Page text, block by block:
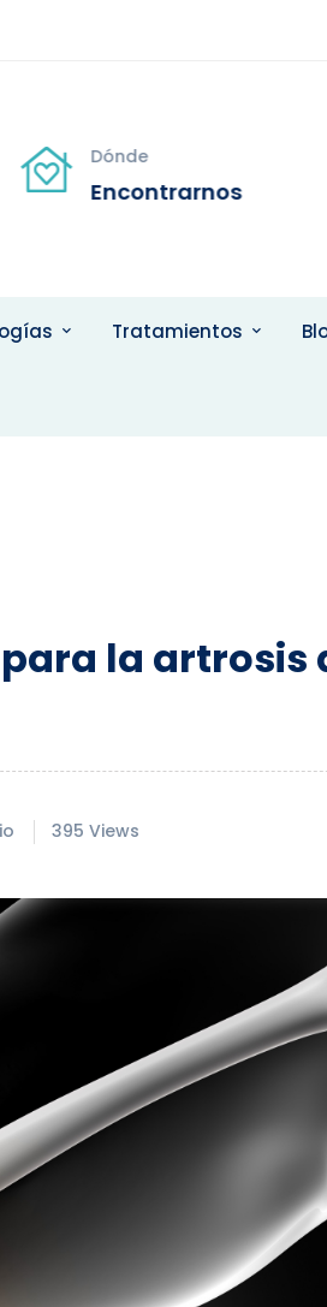
Dónde
Encontrarnos
Tratamientos
la artrosis
395 Views